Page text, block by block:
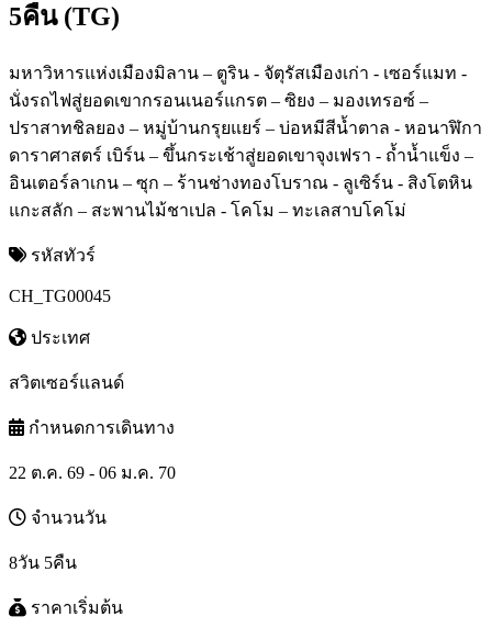
5คืน (TG)
มหาวิหารแห่งเมืองมิลาน – ตูริน - จัตุรัสเมืองเก่า - เซอร์แมท -
นั่งรถไฟสู่ยอดเขากรอนเนอร์แกรต – ซิยง – มองเทรอซ์ –
ปราสาทชิลยอง – หมู่บ้านกรุยแยร์ – บ่อหมีสีน้ำตาล - หอนาฬิกา
ดาราศาสตร์ เบิร์น – ขึ้นกระเช้าสู่ยอดเขาจุงเฟรา - ถ้ำน้ำแข็ง –
อินเตอร์ลาเกน – ซุก – ร้านช่างทองโบราณ - ลูเซิร์น - สิงโตหิน
แกะสลัก – สะพานไม้ชาเปล - โคโม – ทะเลสาบโคโม่
รหัสทัวร์
CH_TG00045
ประเทศ
สวิตเซอร์แลนด์
กำหนดการเดินทาง
22 ต.ค. 69 - 06 ม.ค. 70
จำนวนวัน
8วัน 5คืน
ราคาเริ่มต้น